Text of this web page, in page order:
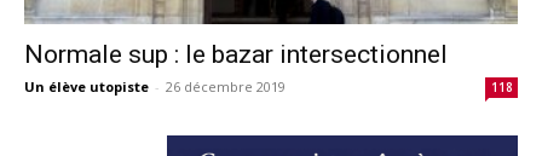
Normale sup : le bazar intersectionnel
Un élève utopiste - 26 décembre 2019 118